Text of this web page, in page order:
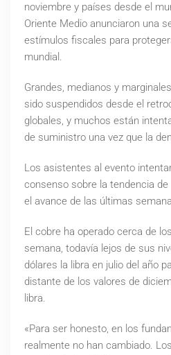
noviembre y países desde el
Oriente Medio anunciaron una
estímulos fiscales para
mundial.
Grandes, medianos y
sido suspendidos desde el
globales, y muchos están
de suministro una vez que la
Los asistentes al evento
consenso sobre la tendencia
el avance de las últimas
El cobre ha operado cerca de
semana, todavía lejos de sus
dólares la libra en julio del año
distante de los valores de
libra.
«Para ser honesto, en los
realmente no han cambiado.